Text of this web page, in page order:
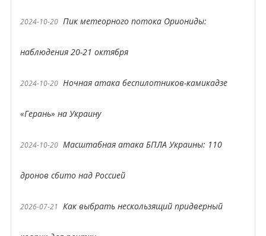
2024-10-20 Пик метеорного потока Ориониды:
наблюдения 20-21 октября
2024-10-20 Ночная атака беспилотников-камикадзе
«Герань» на Украину
2024-10-20 Масштабная атака БПЛА Украины: 110
дронов сбито над Россией
2026-07-21 Как выбрать нескользящий придверный